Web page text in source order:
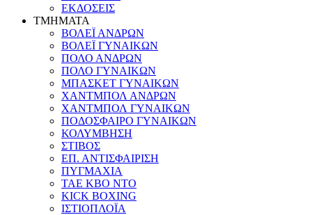
ΕΚΔΟΣΕΙΣ
TMHMATA
ΒΟΛΕΪ ΑΝΔΡΩΝ
ΒΟΛΕΪ ΓΥΝΑΙΚΩΝ
ΠΟΛΟ ΑΝΔΡΩΝ
ΠΟΛΟ ΓΥΝΑΙΚΩΝ
ΜΠΑΣΚΕΤ ΓΥΝΑΙΚΩΝ
ΧΑΝΤΜΠΟΛ ΑΝΔΡΩΝ
ΧΑΝΤΜΠΟΛ ΓΥΝΑΙΚΩΝ
ΠΟΔΟΣΦΑΙΡΟ ΓΥΝΑΙΚΩΝ
ΚΟΛΥΜΒΗΣΗ
ΣΤΙΒΟΣ
ΕΠ. ΑΝΤΙΣΦΑΙΡΙΣΗ
ΠΥΓΜΑΧΙΑ
TAE KBO NTO
KICK BOXING
ΙΣΤΙΟΠΛΟΪΑ